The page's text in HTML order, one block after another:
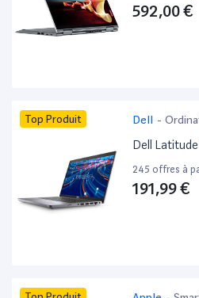
592,00 €
Top Produit Dell -
Dell
245 offres à
191,99 €